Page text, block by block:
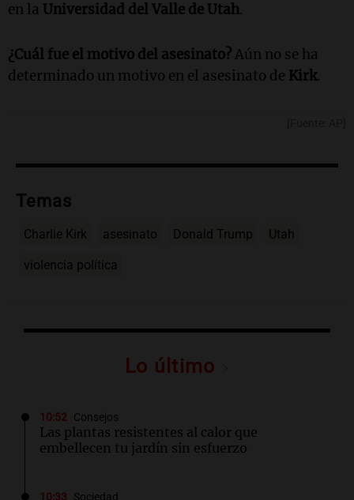
en la Universidad del Valle de Utah.
¿Cuál fue el motivo del asesinato?Aún no se ha
determinado un motivo en el asesinato de Kirk.
Temas
Charlie Kirk asesinato Donald Trump Utah
violencia política
Lo último
10:52 Consejos
Las plantas resistentes al calor que
embellecen tu jardín sin esfuerzo
10:33 Sociedad